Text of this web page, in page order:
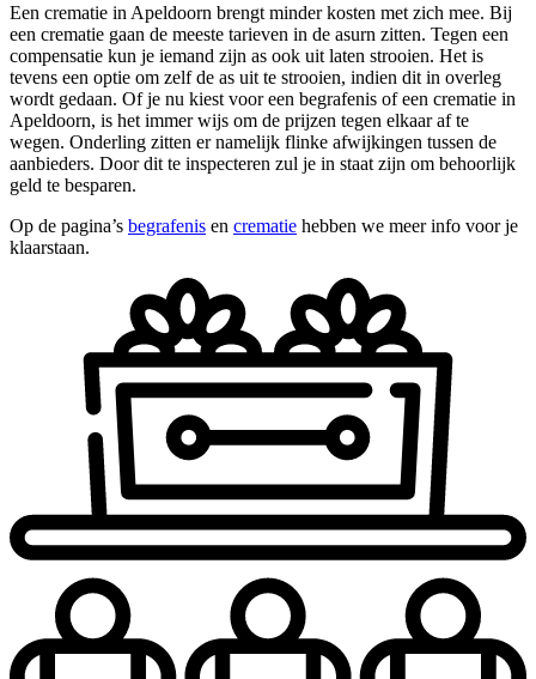
Een crematie in Apeldoorn brengt minder kosten met zich mee. Bij
een crematie gaan de meeste tarieven in de asurn zitten. Tegen een
compensatie kun je iemand zijn as ook uit laten strooien. Het is
tevens een optie om zelf de as uit te strooien, indien dit in overleg
wordt gedaan. Of je nu kiest voor een begrafenis of een crematie in
Apeldoorn, is het immer wijs om de prijzen tegen elkaar af te
wegen. Onderling zitten er namelijk flinke afwijkingen tussen de
aanbieders. Door dit te inspecteren zul je in staat zijn om behoorlijk
geld te besparen.
Op de pagina’s begrafenis en crematie hebben we meer info voor je
klaarstaan.